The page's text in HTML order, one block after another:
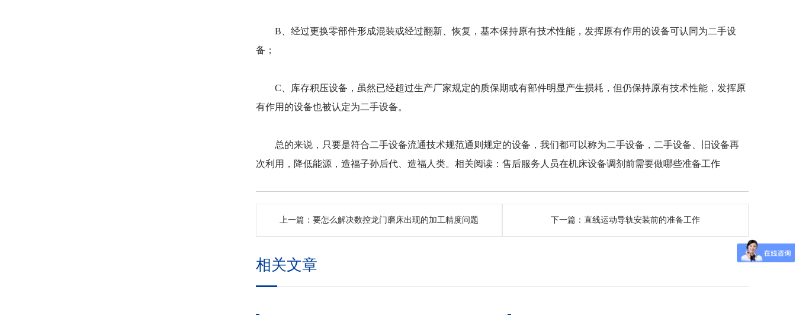
B、经过更换零部件形成混装或经过翻新、恢复，基本保持原有技术性能，发挥原有作用的设备可认同为二手设
备；
C、库存积压设备，虽然已经超过生产厂家规定的质保期或有部件明显产生损耗，但仍保持原有技术性能，发挥原
有作用的设备也被认定为二手设备。
总的来说，只要是符合二手设备流通技术规范通则规定的设备，我们都可以称为二手设备，二手设备、旧设备再
次利用，降低能源，造福子孙后代、造福人类。相关阅读：售后服务人员在机床设备调剂前需要做哪些准备工作
上一篇：要怎么解决数控龙门磨床出现的加工精度问题 下一篇： 直线运动导轨安装前的准备工作
相关文章